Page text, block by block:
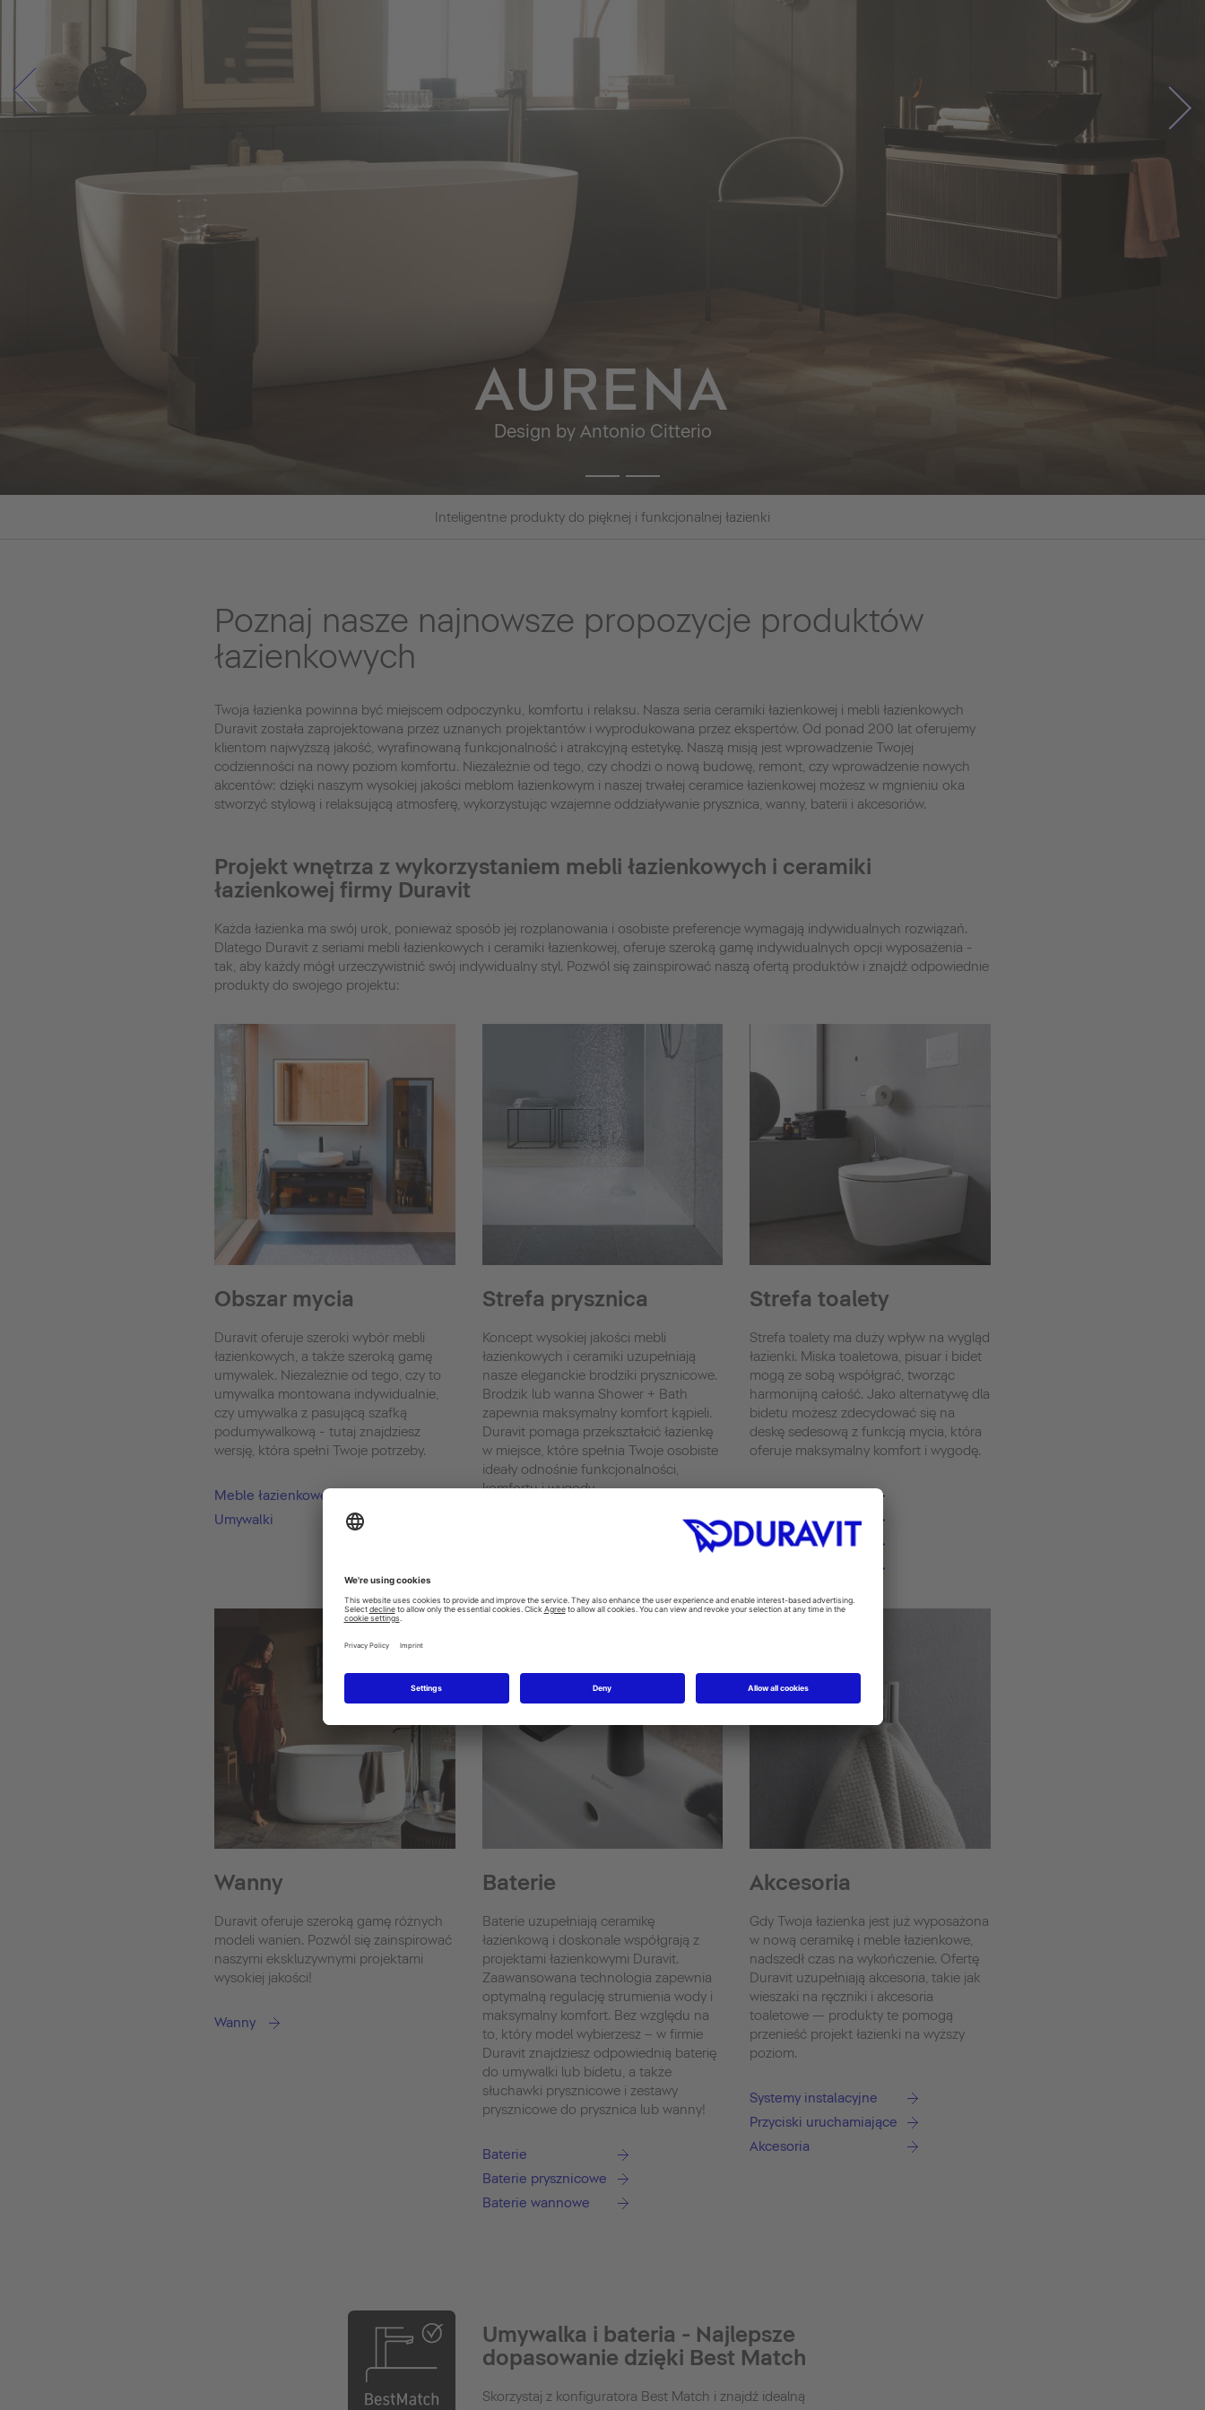
AURENA
Design by Antonio Citterio
Inteligentne produkty do pięknej i funkcjonalnej łazienki
Poznaj nasze najnowsze propozycje produktów
łazienkowych
Twoja łazienka powinna być miejscem odpoczynku, komfortu i relaksu. Nasza seria ceramiki łazienkowej i mebli łazienkowych
Duravit została zaprojektowana przez uznanych projektantów i wyprodukowana przez ekspertów. Od ponad 200 lat oferujemy
klientom najwyższą jakość, wyrafinowaną funkcjonalność i atrakcyjną estetykę. Naszą misją jest wprowadzenie Twojej
codzienności na nowy poziom komfortu. Niezależnie od tego, czy chodzi o nową budowę, remont, czy wprowadzenie nowych
akcentów: dzięki naszym wysokiej jakości meblom łazienkowym i naszej trwałej ceramice łazienkowej możesz w mgnieniu oka
stworzyć stylową i relaksującą atmosferę, wykorzystując wzajemne oddziaływanie prysznica, wanny, baterii i akcesoriów.
Projekt wnętrza z wykorzystaniem mebli łazienkowych i ceramiki
łazienkowej firmy Duravit
Każda łazienka ma swój urok, ponieważ sposób jej rozplanowania i osobiste preferencje wymagają indywidualnych rozwiązań.
Dlatego Duravit z seriami mebli łazienkowych i ceramiki łazienkowej, oferuje szeroką gamę indywidualnych opcji wyposażenia -
tak, aby każdy mógł urzeczywistnić swój indywidualny styl. Pozwól się zainspirować naszą ofertą produktów i znajdź odpowiednie
produkty do swojego projektu:
Obszar mycia
Duravit oferuje szeroki wybór mebli
łazienkowych, a także szeroką gamę
umywalek. Niezależnie od tego, czy to
umywalka montowana indywidualnie,
czy umywalka z pasującą szafką
podumywalkową - tutaj znajdziesz
wersję, która spełni Twoje potrzeby.
Meble łazienkowe
Umywalki
Strefa prysznica
Koncept wysokiej jakości mebli
łazienkowych i ceramiki uzupełniają
nasze eleganckie brodziki prysznicowe.
Brodzik lub wanna Shower + Bath
zapewnia maksymalny komfort kąpieli.
Duravit pomaga przekształcić łazienkę
w miejsce, które spełnia Twoje osobiste
ideały odnośnie funkcjonalności,
komfortu i wygody.
Strefa toalety
Strefa toalety ma duży wpływ na wygląd
łazienki. Miska toaletowa, pisuar i bidet
mogą ze sobą współgrać, tworząc
harmonijną całość. Jako alternatywę dla
bidetu możesz zdecydować się na
deskę sedesową z funkcją mycia, która
oferuje maksymalny komfort i wygodę.
Pisuary
Bidety
Wanny
Duravit oferuje szeroką gamę różnych
modeli wanien. Pozwól się zainspirować
naszymi ekskluzywnymi projektami
wysokiej jakości!
Wanny
Baterie
Baterie uzupełniają ceramikę
łazienkową i doskonale współgrają z
projektami łazienkowymi Duravit.
Zaawansowana technologia zapewnia
optymalną regulację strumienia wody i
maksymalny komfort. Bez względu na
to, który model wybierzesz – w firmie
Duravit znajdziesz odpowiednią baterię
do umywalki lub bidetu, a także
słuchawki prysznicowe i zestawy
prysznicowe do prysznica lub wanny!
Baterie
Baterie prysznicowe
Baterie wannowe
Akcesoria
Gdy Twoja łazienka jest już wyposażona
w nową ceramikę i meble łazienkowe,
nadszedł czas na wykończenie. Ofertę
Duravit uzupełniają akcesoria, takie jak
wieszaki na ręczniki i akcesoria
toaletowe — produkty te pomogą
przenieść projekt łazienki na wyższy
poziom.
Systemy instalacyjne
Przyciski uruchamiające
Akcesoria
Umywalka i bateria - Najlepsze
dopasowanie dzięki Best Match
Skorzystaj z konfiguratora Best Match i znajdź idealną